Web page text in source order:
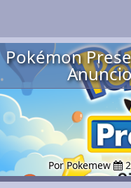
Pokémon
Por Pokemew